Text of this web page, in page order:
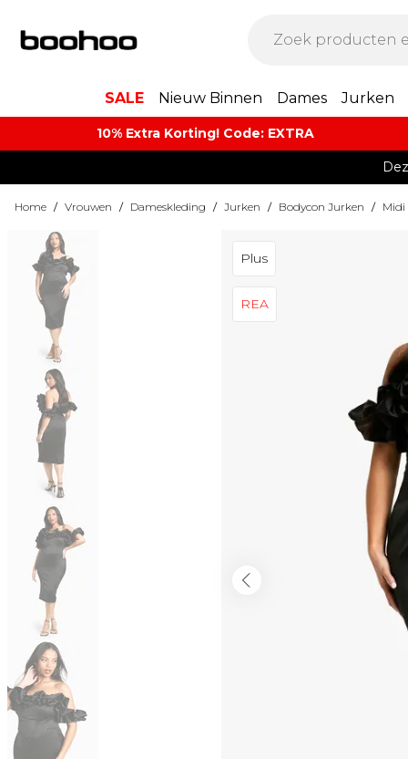
SALE Nieuw Binnen Dames Jurken
10% Extra Korting! Code: EXTRA​
Home / Vrouwen / Dameskleding / Jurken / Bodycon Jurken / Midi
Plus
REA